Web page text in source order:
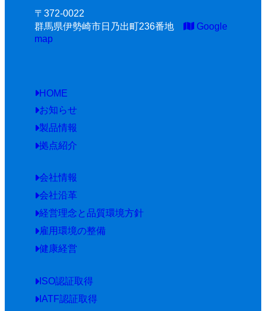
〒372-0022
群馬県伊勢崎市日乃出町236番地
Google
map
HOME
お知らせ
製品情報
拠点紹介
会社情報
会社沿革
経営理念と品質環境方針
雇用環境の整備
健康経営
ISO認証取得
IATF認証取得